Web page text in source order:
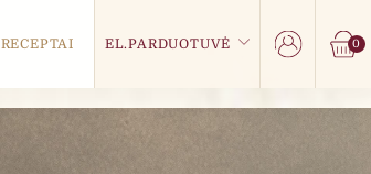
RECEPTAI EL.PARDUOTUVĖ 0